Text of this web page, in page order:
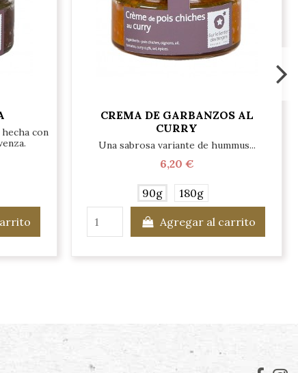
con
CREMA DE GARBANZOS AL
CURRY
Una sabrosa variante de hummus...
6,20 €
90g 180g
Agregar al carrito